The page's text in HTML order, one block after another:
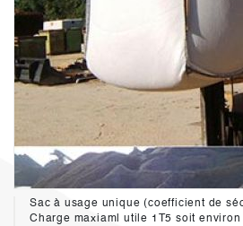
Sac à usage unique (coefficient de
Charge maxiaml utile 1T5 soit environ